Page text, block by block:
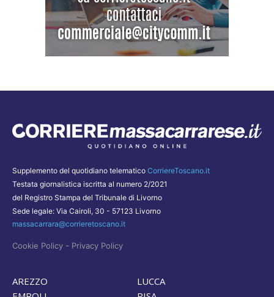
Supplemento del quotidiano telematico CorriereToscano.it
Testata giornalistica iscritta al numero 2/2021
del Registro Stampa del Tribunale di Livorno
Sede legale: Via Cairoli, 30 - 57123 Livorno
massacarrara@corrieretoscano.it
Cookie Policy - Privacy Policy
AREZZO
LUCCA